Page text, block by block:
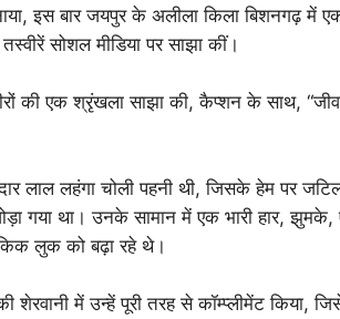
इस बार जयपुर के अलीला किला बिशनगढ़ में
सोशल मीडिया पर साझा कीं।
की एक श्रृंखला साझा की, कैप्शन के साथ,
लाल लहंगा चोली पहनी थी, जिसके हेम पर
गया था। उनके सामान में एक भारी हार,
लुक को बढ़ा रहे थे।
शेरवानी में उन्हें पूरी तरह से कॉम्प्लीमेंट किया,